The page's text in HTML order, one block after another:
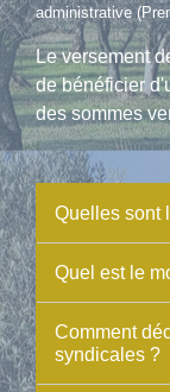
administrative
Le versement
de bénéficier
des sommes
Quelles sont
Quel est le
Comment
syndicales ?